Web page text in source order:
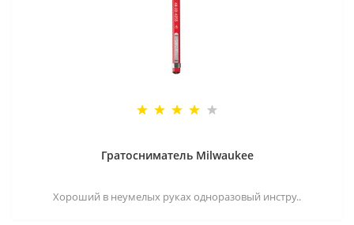
Гратосниматель Milwaukee
Хороший в неумелых руках одноразовый инстру..